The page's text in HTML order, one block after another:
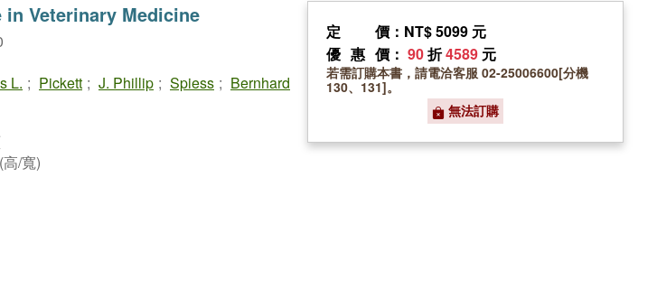
Veterinary Medicine
L. ; Pickett ; J. Phillip ; Spiess ; Bernhard
/寬)
定價 ：NT$ 5099 元
優惠價 ： 90折4589 元
若需訂購本書，請電洽客服 02-25006600[分機
130、131]。
無法訂購